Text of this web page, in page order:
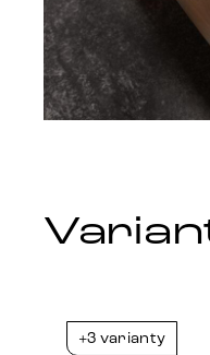
+3 varianty